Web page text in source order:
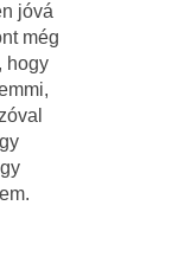
jóvá
még
hogy